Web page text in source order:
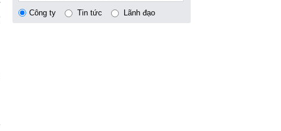
Công ty Tin tức Lãnh đạo